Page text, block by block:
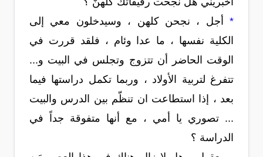
* أجل ، نجحن كلهن ، وسيدخلون معي إلى
الكلية نفسها ، ما عدا وئام ، فلقد قررت في
الوقت الحاضر أن تتزوج وتجلس في البيت و...
تتفرغ لتربية الأولاد ، وربما تكمل دراستها فيما
بعد ، إذا استطاعت ان تنظّم بين الدرس والبيت
... تصوري يا أمي ، مع أنها متفوقة جداً في
الدراسة ؟